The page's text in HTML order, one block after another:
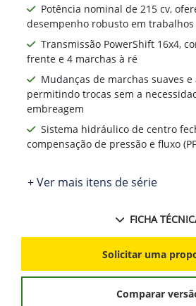
Potência nominal de 215 cv,
desempenho robusto em trabalhos
Transmissão PowerShift 16x4,
frente e 4 marchas à ré
Mudanças de marchas suaves
permitindo trocas sem a
embreagem
Sistema hidráulico de centro
compensação de pressão e fluxo
+ Ver mais itens de série
FICHA
Solicitar uma
Comparar